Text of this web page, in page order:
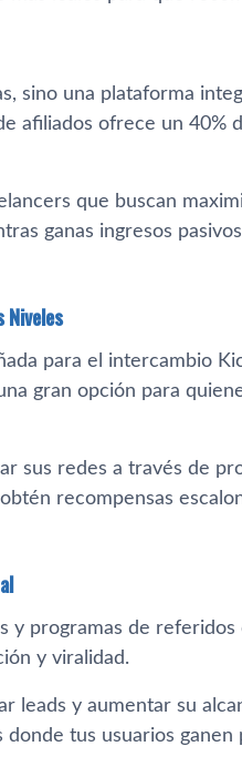
sino una plataforma
afiliados ofrece un 40%
que buscan
ganas ingresos
Niveles
para el intercambio
gran opción para
sus redes a través de
recompensas
programas de referidos
y viralidad.
leads y aumentar su
donde tus usuarios